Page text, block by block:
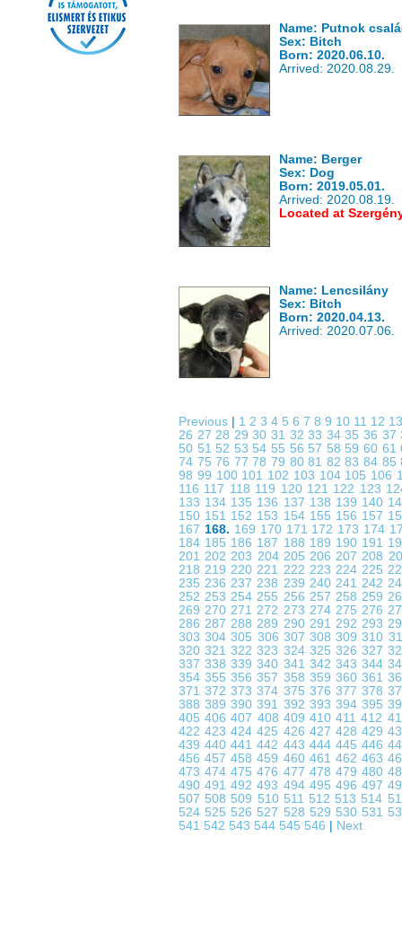
Name: Putnok
Sex: Bitch
Born: 2020.06.10.
Arrived: 2020.08.29.
Name: Berger
Sex: Dog
Born: 2019.05.01.
Arrived: 2020.08.19.
Located at
Name: Lencsilány
Sex: Bitch
Born: 2020.04.13.
Arrived: 2020.07.06.
Previous 1 2 3 4 5 6 7 8 9 10 11 12
26 2728 293031 3233 343536 37
50 51 52 53 54 55 56 57 58 5960 61
74 7576 777879 8081 828384 85
98 99 100 101 102 103 104 105 106
116 117 118 119 120 121 122 123
133 134 135 136 137 138 139 140
150 151 152 153 154 155 156 157
167 168. 169 170 171 172 173 174
184 185 186 187 188 189 190 191
201202203 204 205 206207208
218219220221 222 223 224 225
235236237238 239 240 241 242
252253254255 256 257 258 259
269270271272 273 274 275 276
286287288289 290 291 292 293
303304305 306 307 308309310
320321322323 324 325 326 327
337338339340 341 342 343 344
354355356357 358 359 360 361
371372373374 375 376 377 378
388389390391 392 393 394 395
405406407 408 409 410411412
422423424425 426 427 428 429
439440441442 443 444 445 446
456457458459 460 461 462 463
473474475476 477 478 479 480
490491492493 494 495 496 497
507 508 509 510 511 512 513 514
524 525 526 527 528 529 530 531
541 542 543 544 545 546 Next